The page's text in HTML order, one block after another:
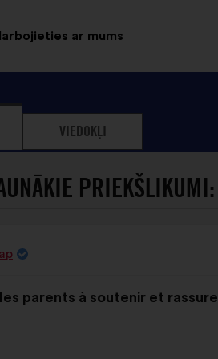
ar mums
VIEDOKĻI
PRIEKŠLIKUMI:
les parents à soutenir et